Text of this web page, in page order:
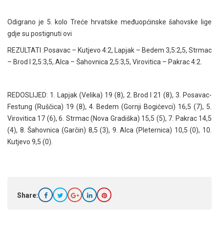
Odigrano je 5. kolo Treće hrvatske međuopćinske šahovske lige
gdje su postignuti ovi
REZULTATI :Posavac – Kutjevo 4:2, Lapjak – Bedem 3,5:2,5, Strmac
– Brod I 2,5:3,5, Alca – Šahovnica 2,5:3,5, Virovitica – Pakrac 4:2.
REDOSLIJED: 1. Lapjak (Velika) 19 (8), 2. Brod I 21 (8), 3. Posavac-
Festung (Ruščica) 19 (8), 4. Bedem (Gornji Bogićevci) 16,5 (7), 5.
Virovitica 17 (6), 6. Strmac (Nova Gradiška) 15,5 (5), 7. Pakrac 14,5
(4), 8. Šahovnica (Garčin) 8,5 (3), 9. Alca (Pleternica) 10,5 (0), 10.
Kutjevo 9,5 (0).
Share: